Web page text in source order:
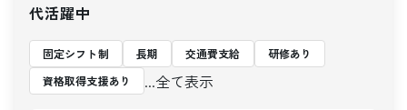
代活躍中
固定シフト制 長期 交通費支給
研修あり
資格取得支援あり
...全て表示